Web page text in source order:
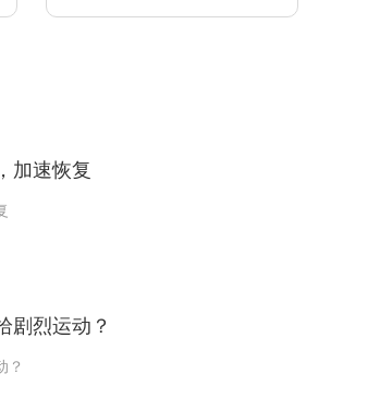
加速恢复
剧烈运动？
？